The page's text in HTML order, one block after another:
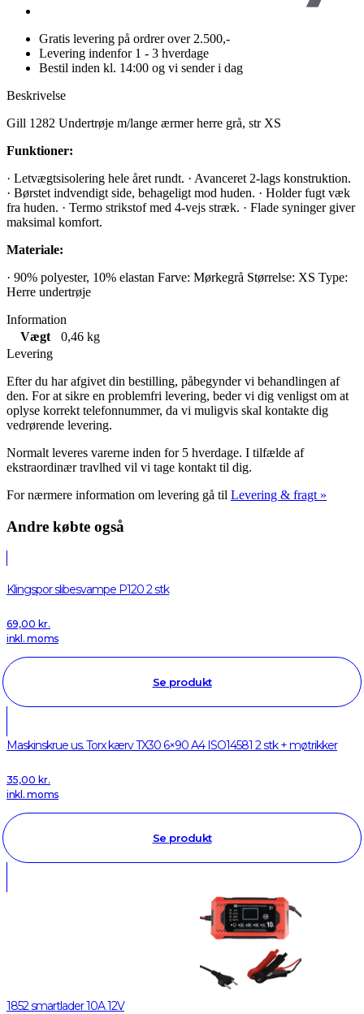
Gratis levering på ordrer over 2.500,-
Levering indenfor 1 - 3 hverdage
Bestil inden kl. 14:00 og vi sender i dag
Beskrivelse
Gill 1282 Undertrøje m/lange ærmer herre grå, str XS
Funktioner:
· Letvægtsisolering hele året rundt. · Avanceret 2-lags konstruktion.
· Børstet indvendigt side, behageligt mod huden. · Holder fugt væk
fra huden. · Termo strikstof med 4-vejs stræk. · Flade syninger giver
maksimal komfort.
Materiale:
· 90% polyester, 10% elastan Farve: Mørkegrå Størrelse: XS Type:
Herre undertrøje
Information
Vægt
0,46 kg
Levering
Efter du har afgivet din bestilling, påbegynder vi behandlingen af
den. For at sikre en problemfri levering, beder vi dig venligst om at
oplyse korrekt telefonnummer, da vi muligvis skal kontakte dig
vedrørende levering.
Normalt leveres varerne inden for 5 hverdage. I tilfælde af
ekstraordinær travlhed vil vi tage kontakt til dig.
For nærmere information om levering gå til Levering & fragt »
Andre købte også
Klingspor slibesvampe P120 2 stk
69,00 kr.
inkl. moms
Se produkt
Maskinskrue us. Torx kærv TX30 6×90 A4 ISO14581 2 stk + møtrikker
35,00 kr.
inkl. moms
Se produkt
1852 smartlader 10A 12V